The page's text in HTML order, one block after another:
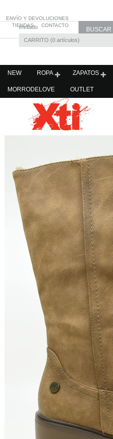
Invitado
CARRITO 0 artículos
ENVÍO Y DEVOLUCIONES
TIENDAS
CONTACTO
NEW ROPA ZAPATOS
MORRODELOVE OUTLET